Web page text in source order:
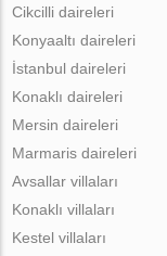
Cikcilli daireleri
Konyaaltı daireleri
İstanbul daireleri
Konaklı daireleri
Mersin daireleri
Marmaris daireleri
Avsallar villaları
Konaklı villaları
Kestel villaları